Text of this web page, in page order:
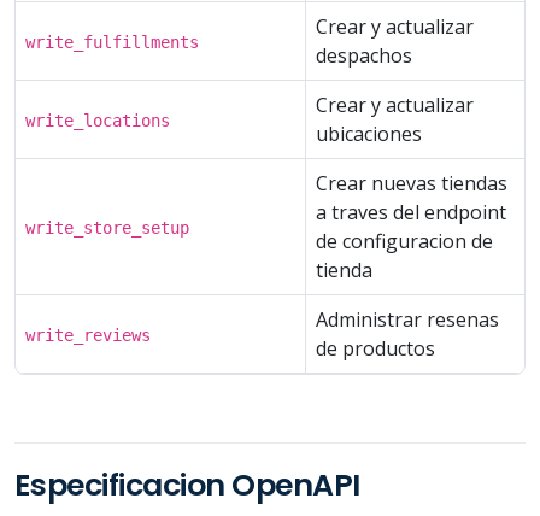
write_fulfillments
Crear y actualizar
despachos
write_locations
Crear y actualizar
ubicaciones
write_store_setup
Crear nuevas tiendas
a traves del endpoint
de configuracion de
tienda
write_reviews
Administrar resenas
de productos
Especificacion OpenAPI